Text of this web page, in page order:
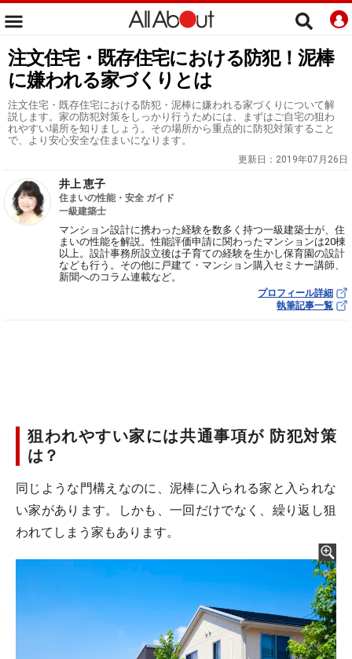
注文住宅・既存住宅における防犯！泥棒
に嫌われる家づくりとは
注文住宅・既存住宅における防犯・泥棒に嫌われる家づくりについて解
説します。家の防犯対策をしっかり行うためには、まずはご自宅の狙わ
れやすい場所を知りましょう。その場所から重点的に防犯対策すること
で、より安心安全な住まいになります。
更新日： 2019年07月26日
井上 恵子
住まいの性能・安全 ガイド
一級建築士
マンション設計に携わった経験を数多く持つ一級建築士が、住
まいの性能を解説。性能評価申請に関わったマンションは20棟
以上。設計事務所設立後は子育ての経験を生かし保育園の設計
なども行う。その他に戸建て・マンション購入セミナー講師、
新聞へのコラム連載など。
プロフィール詳細
執筆記事一覧
狙われやすい家には共通事項が 防犯対策
は？
同じような門構えなのに、泥棒に入られる家と入られな
い家があります。しかも、一回だけでなく、繰り返し狙
われてしまう家もあります。